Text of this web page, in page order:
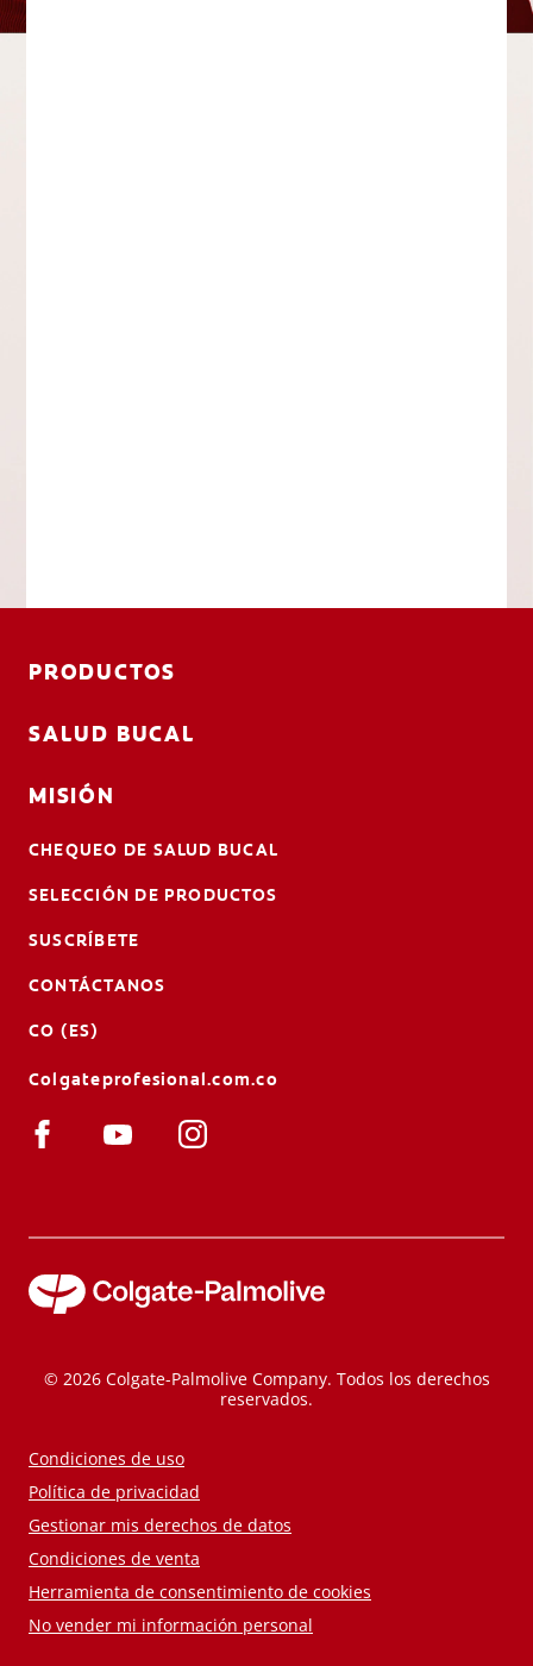
PRODUCTOS
SALUD BUCAL
MISIÓN
CHEQUEO DE SALUD BUCAL
SELECCIÓN DE PRODUCTOS
SUSCRÍBETE
CONTÁCTANOS
CO (ES)
Colgateprofesional.com.co
© 2026 Colgate-Palmolive Company. Todos los derechos
reservados.
Condiciones de uso
Política de privacidad
Gestionar mis derechos de datos
Condiciones de venta
Herramienta de consentimiento de cookies
No vender mi información personal